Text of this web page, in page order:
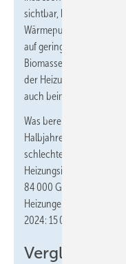
sichtbar, bei Öl-
Wärmepumpen ist sie
auf geringem Niveau
Biomasse-Heizungen ist
der Heizungsförderung
auch beim Absatz stärker
Was bereits nach fünf
Halbjahresvergleich
schlechtere Wert liefern.
Heizungsindustrie
84 000 Gas-Heizungen
Heizungen (Mai 2024:
2024: 15 000) ausgeliefert.
Vergleich zu